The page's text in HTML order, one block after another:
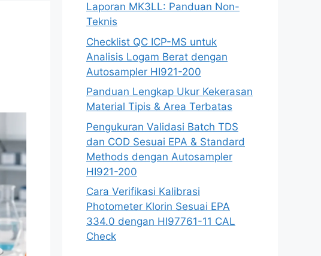
Laporan MK3LL: Panduan Non-
Teknis
Checklist QC ICP-MS untuk
Analisis Logam Berat dengan
Autosampler HI921-200
Panduan Lengkap Ukur Kekerasan
Material Tipis & Area Terbatas
Pengukuran Validasi Batch TDS
dan COD Sesuai EPA & Standard
Methods dengan Autosampler
HI921-200
Cara Verifikasi Kalibrasi
Photometer Klorin Sesuai EPA
334.0 dengan HI97761-11 CAL
Check